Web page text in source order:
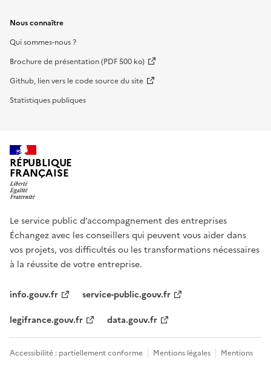
Nous connaître
Qui sommes-nous ?
Brochure de présentation (PDF 500 ko)
Github, lien vers le code source du site
Statistiques publiques
RÉPUBLIQUE
FRANÇAISE
Le service public d’accompagnement des entreprises
Échangez avec les conseillers qui peuvent vous aider dans
vos projets, vos difficultés ou les transformations nécessaires
à la réussite de votre entreprise.
info.gouv.fr
service-public.gouv.fr
legifrance.gouv.fr
data.gouv.fr
Accessibilité : partiellement conforme Mentions légales
Mentions